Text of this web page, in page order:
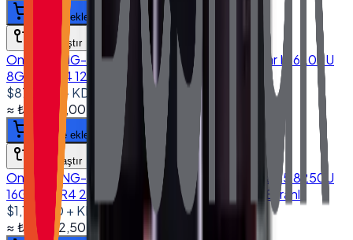
Sepete ekle
Karşılaştır
Onega ONG-1560 15.6'' Dokunmatik Bilgisayar I5 6200U
8GB DDR4 128GB SSD 10.1" Müşteri Ekranlı
$870.00
+ KDV
≈₺41.499,00 (% 20
Sepete ekle
Karşılaştır
Onega ONG-1560 15.6'' Dokunmatik Bilgisayar I5 8250U
16GB DDR4 256GB NVMe SSD 10.1" Müşteri Ekranlı
$1,125.00 + KDV
≈₺53.662,50 20